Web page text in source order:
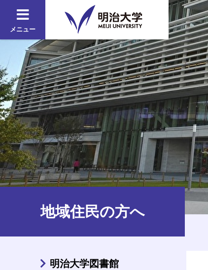
メニュー
地域住民の方へ
明治大学図書館